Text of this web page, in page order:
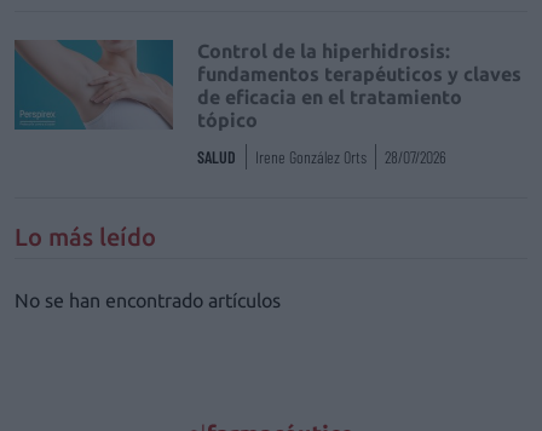
Control de la hiperhidrosis:
fundamentos terapéuticos y claves
de eficacia en el tratamiento
tópico
SALUD Irene González Orts 28/07/2026
Lo más leído
No se han encontrado artículos